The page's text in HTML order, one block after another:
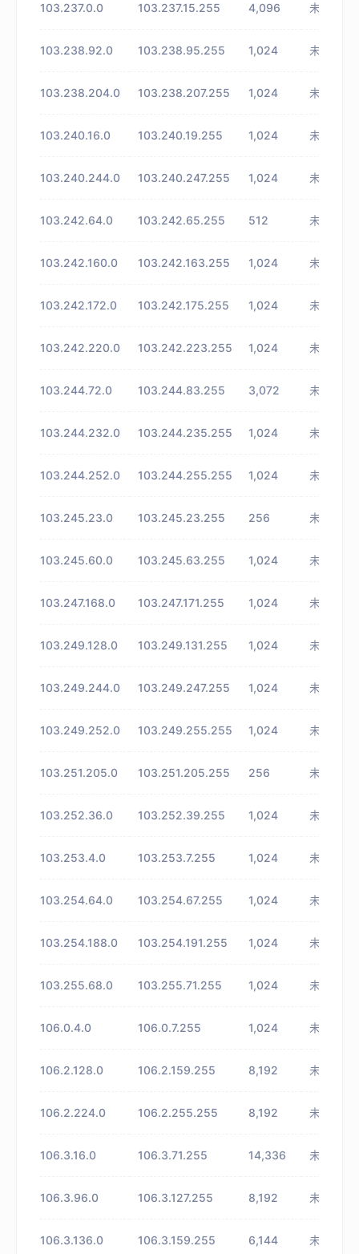
103.237.0.0 103.237.15.255 4,096 未知
103.238.92.0 103.238.95.255 1,024 未知
103.238.204.0 103.238.207.255 1,024 未知
103.240.16.0 103.240.19.255 1,024 未知
103.240.244.0 103.240.247.255 1,024 未知
103.242.64.0 103.242.65.255 512 未知
103.242.160.0 103.242.163.255 1,024 未知
103.242.172.0 103.242.175.255 1,024 未知
103.242.220.0 103.242.223.255 1,024 未知
103.244.72.0 103.244.83.255 3,072 未知
103.244.232.0 103.244.235.255 1,024 未知
103.244.252.0 103.244.255.255 1,024 未知
103.245.23.0 103.245.23.255 256 未知
103.245.60.0 103.245.63.255 1,024 未知
103.247.168.0 103.247.171.255 1,024 未知
103.249.128.0 103.249.131.255 1,024 未知
103.249.244.0 103.249.247.255 1,024 未知
103.249.252.0 103.249.255.255 1,024 未知
103.251.205.0 103.251.205.255 256 未知
103.252.36.0 103.252.39.255 1,024 未知
103.253.4.0 103.253.7.255 1,024 未知
103.254.64.0 103.254.67.255 1,024 未知
103.254.188.0 103.254.191.255 1,024 未知
103.255.68.0 103.255.71.255 1,024 未知
106.0.4.0 106.0.7.255 1,024 未知
106.2.128.0 106.2.159.255 8,192 未知
106.2.224.0 106.2.255.255 8,192 未知
106.3.16.0 106.3.71.255 14,336 未知
106.3.96.0 106.3.127.255 8,192 未知
106.3.136.0 106.3.159.255 6,144 未知